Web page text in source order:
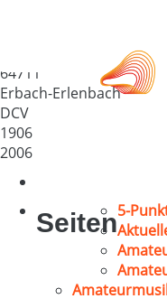
64711
Erbach-Erlenbach
DCV
1906
2006
Seiten5-